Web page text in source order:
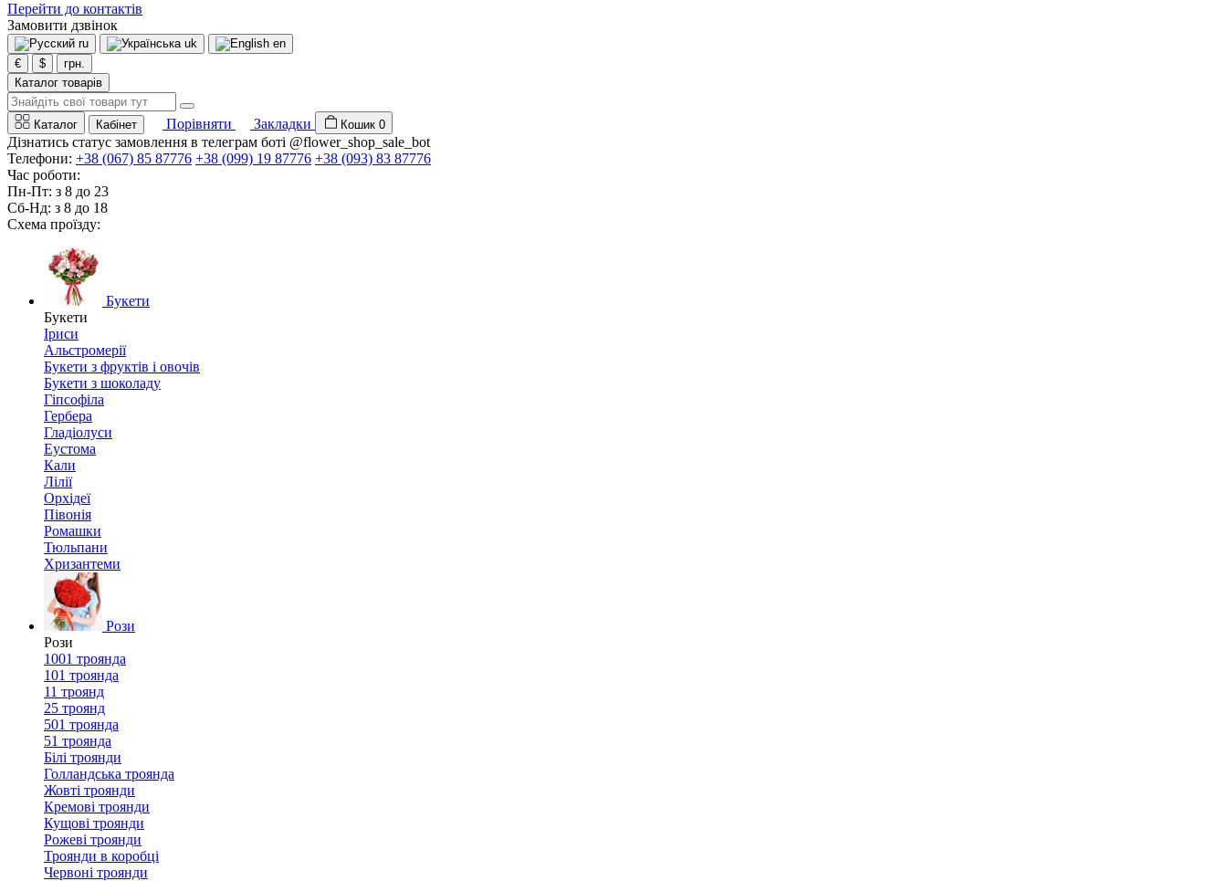
Перейти до контактів
Замовити дзвінок
ru uk
en
€
$
грн.
Каталог товарів
Каталог Кабінет Порівняти Закладки Кошик 0
Дізнатись статус замовлення в телеграм боті @flower_shop_sale_bot
Телефони: +38 (067) 85 87776 +38 (099) 19 87776 +38 (093) 83 87776
Час роботи:
Пн-Пт: з 8 до 23
Сб-Нд: з 8 до 18
Схема проїзду:
Букети
Букети
Іриси
Альстромерії
Букети з фруктів і овочів
Букети з шоколаду
Гіпсофіла
Гербера
Гладіолуси
Еустома
Кали
Лілії
Орхідеї
Півонія
Ромашки
Тюльпани
Хризантеми
Рози
Рози
1001 троянда
101 троянда
11 троянд
25 троянд
501 троянда
51 троянда
Білі троянди
Голландська троянда
Жовті троянди
Кремові троянди
Кущові троянди
Рожеві троянди
Троянди в коробці
Червоні троянди